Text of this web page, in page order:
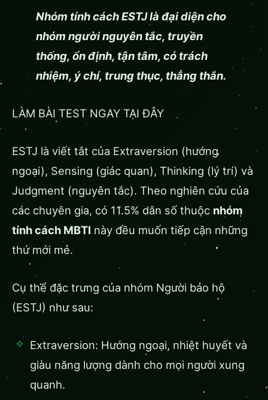
Nhóm tính cách ESTJ là đại diện cho
nhóm người nguyên tắc, truyền
thống, ổn định, tận tâm, có trách
nhiệm, ý chí, trung thục, thẳng thắn.
LÀM BÀI TEST NGAY TẠI ĐÂY
ESTJ là viết tắt của Extraversion (hướng
ngoại), Sensing (giác quan), Thinking (lý trí) và
Judgment (nguyên tắc). Theo nghiên cứu của
các chuyên gia, có 11.5% dân số thuộc nhóm
tính cách MBTI này đều muốn tiếp cận những
thứ mới mẻ.
Cụ thể đặc trưng của nhóm Người bảo hộ
(ESTJ) như sau:
Extraversion: Hướng ngoại, nhiệt huyết và
giàu năng lượng dành cho mọi người xung
quanh.